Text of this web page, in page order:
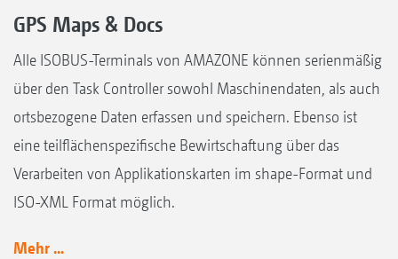
GPS Maps & Docs
Alle ISOBUS-Terminals von AMAZONE können serienmäßig
über den Task Controller sowohl Maschinendaten, als auch
ortsbezogene Daten erfassen und speichern. Ebenso ist
eine teilflächenspezifische Bewirtschaftung über das
Verarbeiten von Applikationskarten im shape-Format und
ISO-XML Format möglich.
Mehr ...